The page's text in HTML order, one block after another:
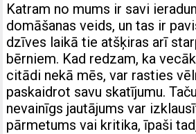
Katram no mums ir savi
domāšanas veids, un tas ir
dzīves laikā tie atšķiras arī
bērniem. Kad redzam, ka
citādi nekā mēs, var rasties
paskaidrot savu skatījumu.
nevainīgs jautājums var
pārmetums vai kritika, īpaši